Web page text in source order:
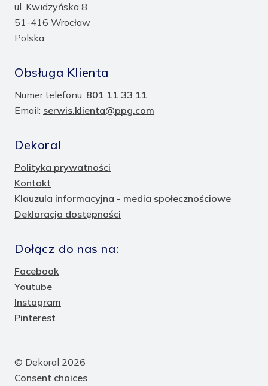
ul. Kwidzyńska 8
51-416 Wrocław
Polska
Obsługa Klienta
Numer telefonu: 801 11 33 11
Email: serwis.klienta@ppg.com
Dekoral
Polityka prywatności
Kontakt
Klauzula informacyjna - media społecznościowe
Deklaracja dostępności
Dołącz do nas na:
Facebook
Youtube
Instagram
Pinterest
© Dekoral 2026
Consent choices